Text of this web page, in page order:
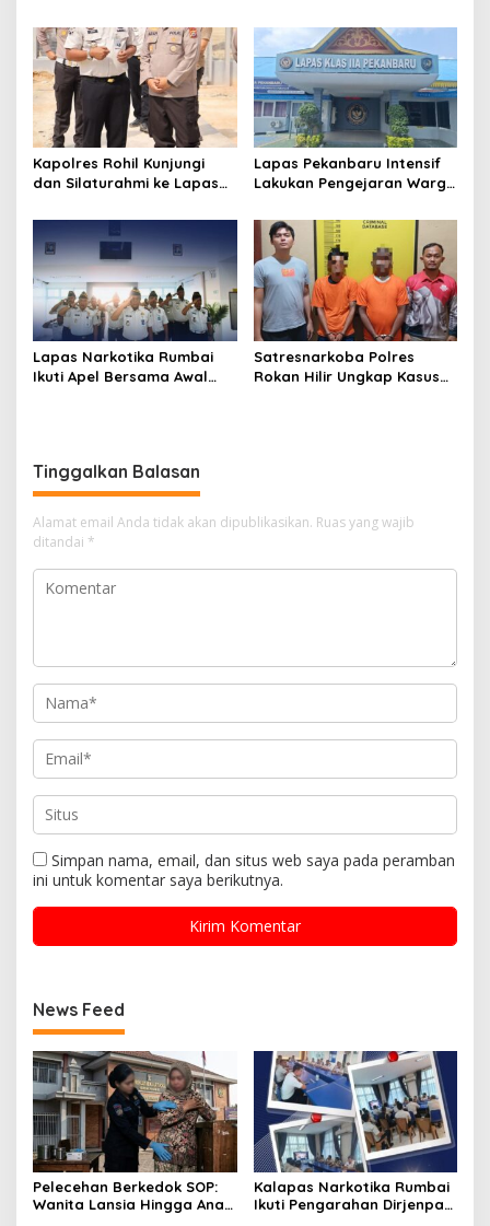
Andrianto Desak Segera
Copot Kalapas!
dan Persiapan Remisi 17
Agustus
Kapolres Rohil Kunjungi
dan Silaturahmi ke Lapas
Perkuat Sinergitas dan
Kolaborasi Antar instansi
Lapas Pekanbaru Intensif
Lakukan Pengejaran Warga
Libatkan Tim Gabungan
Lapas, Kanwil, dan
Kepolisian
Lapas Narkotika Rumbai
Ikuti Apel Bersama Awal
Satresnarkoba Polres
Rokan Hilir Ungkap Kasus
Tinggalkan Balasan
Alamat email Anda tidak akan dipublikasikan. Ruas yang wajib
ditandai *
Simpan nama, email, dan situs web saya pada peramban
ini untuk komentar saya berikutnya.
News Feed
Pelecehan Berkedok SOP:
Wanita Lansia Hingga Anak
Kalapas Narkotika Rumbai
Ikuti Pengarahan Dirjenpas,